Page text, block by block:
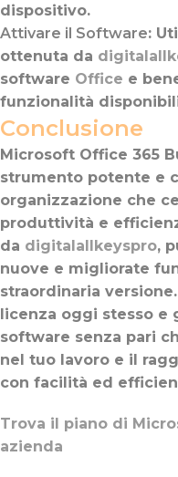
dispositivo.
Attivare il Software:
ottenuta da
software Office e
funzionalità
Conclusione
Microsoft Office 365
strumento potente e
organizzazione che
produttività e
da digitalallkeyspro,
nuove e migliorate
straordinaria
licenza oggi stesso e
software senza pari
nel tuo lavoro e il
con facilità ed
Trova il piano di
azienda